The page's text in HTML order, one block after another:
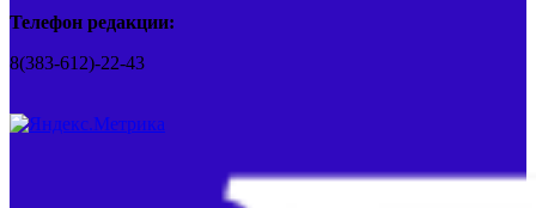
Телефон редакции:
8(383-612)-22-43